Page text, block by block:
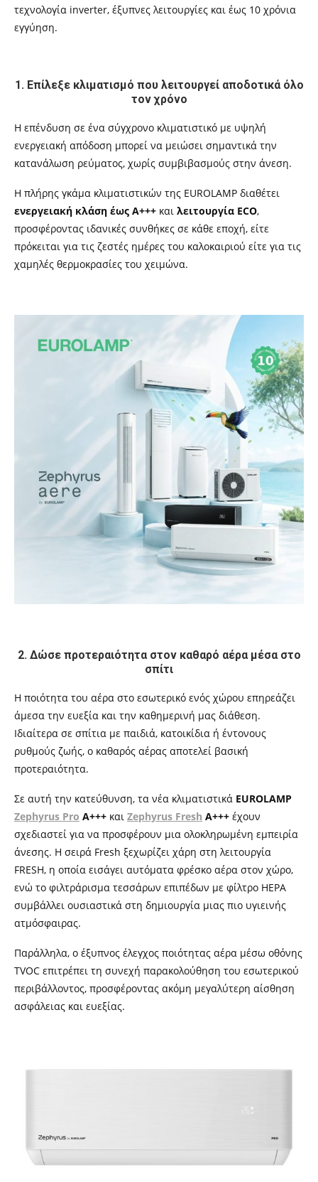
τεχνολογία inverter, έξυπνες λειτουργίες και έως 10 χρόνια
εγγύηση.
1. Επίλεξε κλιματισμό που λειτουργεί αποδοτικά όλο
τον χρόνο
Η επένδυση σε ένα σύγχρονο κλιματιστικό με υψηλή
ενεργειακή απόδοση μπορεί να μειώσει σημαντικά την
κατανάλωση ρεύματος, χωρίς συμβιβασμούς στην άνεση.
Η πλήρης γκάμα κλιματιστικών της EUROLAMP διαθέτει
ενεργειακή κλάση έως A+++ και λειτουργία ECO,
προσφέροντας ιδανικές συνθήκες σε κάθε εποχή, είτε
πρόκειται για τις ζεστές ημέρες του καλοκαιριού είτε για τις
χαμηλές θερμοκρασίες του χειμώνα.
2. Δώσε προτεραιότητα στον καθαρό αέρα μέσα στο
σπίτι
Η ποιότητα του αέρα στο εσωτερικό ενός χώρου επηρεάζει
άμεσα την ευεξία και την καθημερινή μας διάθεση.
Ιδιαίτερα σε σπίτια με παιδιά, κατοικίδια ή έντονους
ρυθμούς ζωής, ο καθαρός αέρας αποτελεί βασική
προτεραιότητα.
Σε αυτή την κατεύθυνση, τα νέα κλιματιστικά EUROLAMP
Zephyrus Pro A+++ και Zephyrus Fresh A+++ έχουν
σχεδιαστεί για να προσφέρουν μια ολοκληρωμένη εμπειρία
άνεσης. Η σειρά Fresh ξεχωρίζει χάρη στη λειτουργία
FRESH, η οποία εισάγει αυτόματα φρέσκο αέρα στον χώρο,
ενώ το φιλτράρισμα τεσσάρων επιπέδων με φίλτρο HEPA
συμβάλλει ουσιαστικά στη δημιουργία μιας πιο υγιεινής
ατμόσφαιρας.
Παράλληλα, ο έξυπνος έλεγχος ποιότητας αέρα μέσω οθόνης
TVOC επιτρέπει τη συνεχή παρακολούθηση του εσωτερικού
περιβάλλοντος, προσφέροντας ακόμη μεγαλύτερη αίσθηση
ασφάλειας και ευεξίας.